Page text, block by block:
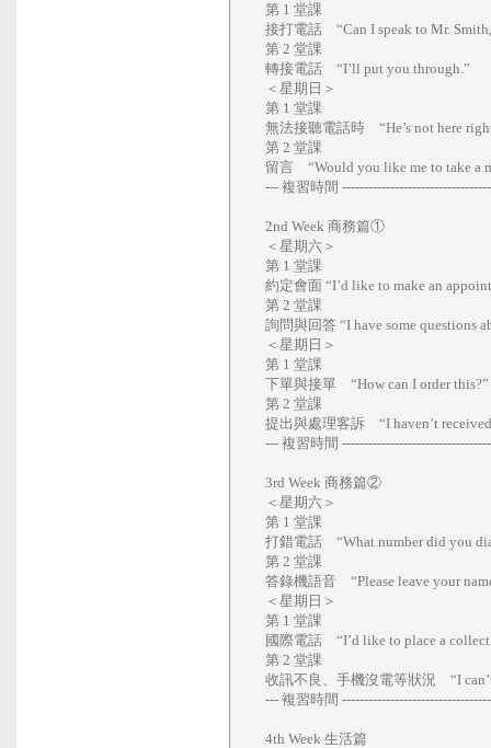
第 1 堂課
接打電話 “Can I speak to Mr. Smith,
第 2 堂課
轉接電話 “I’ll put you through.”
＜星期日＞
第 1 堂課
無法接聽電話時 “He’s not here
第 2 堂課
留言 “Would you like me to take a
--- 複習時間
2nd Week 商務篇①
＜星期六＞
第 1 堂課
約定會面 “I’d like to make an
第 2 堂課
詢問與回答 “I have some questions
＜星期日＞
第 1 堂課
下單與接單 “How can I order this?”
第 2 堂課
提出與處理客訴 “I haven’t
--- 複習時間
3rd Week 商務篇②
＜星期六＞
第 1 堂課
打錯電話 “What number did you
第 2 堂課
答錄機語音 “Please leave your
＜星期日＞
第 1 堂課
國際電話 “I’d like to place a
第 2 堂課
收訊不良、手機沒電等狀況 “I
--- 複習時間
4th Week 生活篇